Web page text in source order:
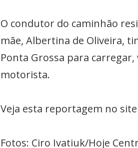
O condutor do caminhão
mãe, Albertina de Oliveira,
Ponta Grossa para
motorista.
Veja esta reportagem no
Fotos: Ciro Ivatiuk/Hoje